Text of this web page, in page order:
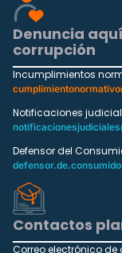
Denuncia
corrupción
Incumplimientos
Notificaciones
Defensor del
Contactos
Correo electrónico